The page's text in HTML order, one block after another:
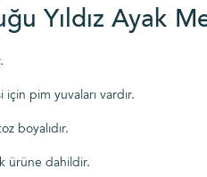
Yıldız Ayak
için pim yuvaları vardır.
boyalıdır.
ürüne dahildir.